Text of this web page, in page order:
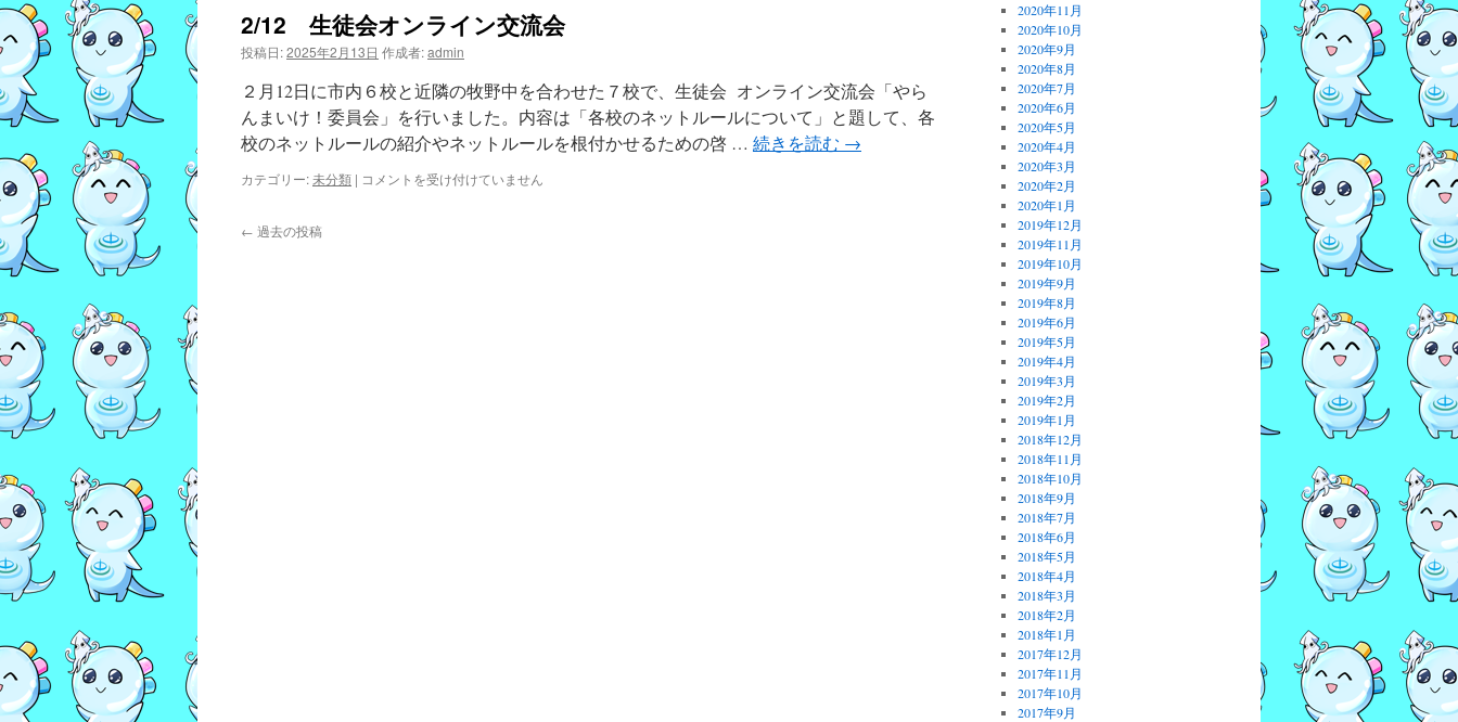
行
感
謝
の
集
い
は
2/12 生徒会オンライン交流会
投稿日:2025年2月13日 作成者:admin
２月12日に市内６校と近隣の牧野中を合わせた７校で、生徒会 オンライン交流会「やら
んまいけ！委員会」を行いました。内容は「各校のネットルールについて」と題して、各
校のネットルールの紹介やネットルールを根付かせるための啓 … 続きを読む →
カテゴリー:未分類 | 2/12
コメントを受け付けていません
← 過去の投稿
2020年11月
2020年10月
2020年9月
2020年8月
2020年7月
2020年6月
2020年5月
2020年4月
2020年3月
2020年2月
2020年1月
2019年12月
2019年11月
2019年10月
2019年9月
2019年8月
2019年6月
2019年5月
2019年4月
2019年3月
2019年2月
2019年1月
2018年12月
2018年11月
2018年10月
2018年9月
2018年7月
2018年6月
2018年5月
2018年4月
2018年3月
2018年2月
2018年1月
2017年12月
2017年11月
2017年10月
2017年9月